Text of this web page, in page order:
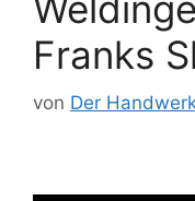
Franks
von Der